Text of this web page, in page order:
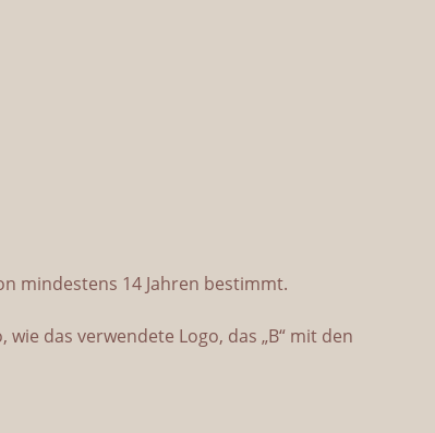
mindestens 14 Jahren bestimmt.
das verwendete Logo, das „B“ mit den